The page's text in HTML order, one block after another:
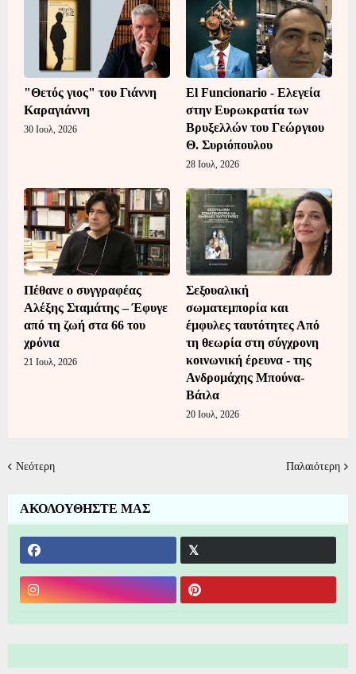
"Θετός γιος" του Γιάννη
Καραγιάννη
30 Ιουλ, 2026
El Funcionario - Ελεγεία
στην Ευρωκρατία των
Βρυξελλών του Γεώργιου
Θ. Συριόπουλου
28 Ιουλ, 2026
Πέθανε ο συγγραφέας
Αλέξης Σταμάτης – Έφυγε
από τη ζωή στα 66 του
χρόνια
21 Ιουλ, 2026
Σεξουαλική
σωματεμπορία και
έμφυλες ταυτότητες Από
τη θεωρία στη σύγχρονη
κοινωνική έρευνα - της
Ανδρομάχης Μπούνα-
Βάιλα
20 Ιουλ, 2026
Νεότερη Παλαιότερη
ΑΚΟΛΟΥΘΗΣΤΕ ΜΑΣ